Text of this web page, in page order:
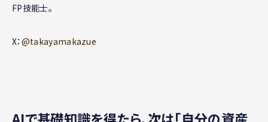
FP技能士。
X： @takayamakazue